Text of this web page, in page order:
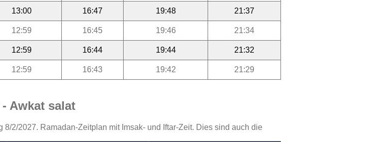
13:00 16:47 19:48 21:37
12:59 16:45 19:46 21:34
12:59 16:44 19:44 21:32
12:59 16:43 19:42 21:29
Awkat salat
8/2/2027. Ramadan-Zeitplan mit Imsak- und Iftar-Zeit. Dies sind auch die